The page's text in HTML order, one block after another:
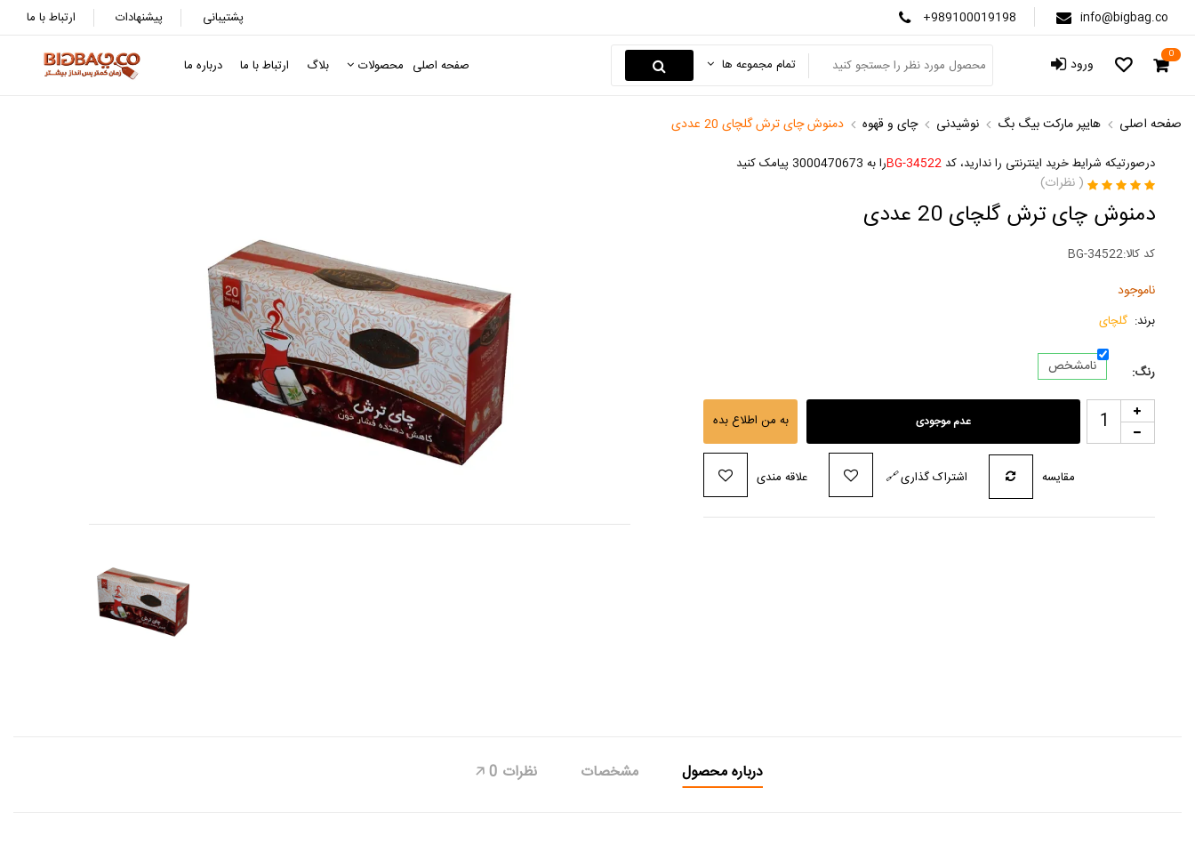
ارتباط با ما پیشنهادات پشتیبانی +989100019198 info@bigbag.co
صفحه اصلی محصولات بلاگ ارتباط با ما درباره ما تمام مجموعه ها ورود 0
صفحه اصلی هایپر مارکت بیگ بگ نوشیدنی چای و قهوه دمنوش چای ترش گلچای 20 عددی
درصورتیکه شرایط خرید اینترنتی را ندارید، کدBG-34522را به 3000470673 پیامک کنید
( نظرات)
دمنوش چای ترش گلچای 20 عددی
کد کالا:BG-34522
ناموجود
برند: گلچای
رنگ: نامشخص
عدم موجودی به من اطلاع بده
علاقه مندی 🔗اشتراک گذاری مقایسه
درباره محصول مشخصات نظرات 0
🡥